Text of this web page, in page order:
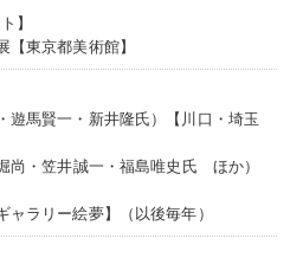
】
東京都美術館】
遊馬賢一・新井隆氏）【川口・埼玉
・笠井誠一・福島唯史氏 ほか）
ラリー絵夢】（以後毎年）